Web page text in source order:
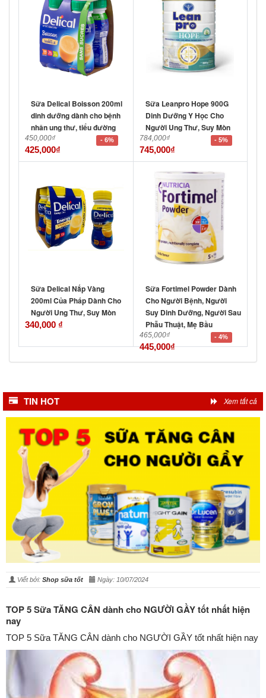
Sữa Delical Boisson 200ml
dinh dưỡng dành cho bệnh
nhân ung thư, tiểu đường
450,000₫
425,000₫
- 6%
Sữa Leanpro Hope 900G
Dinh Dưỡng Y Học Cho
Người Ung Thư, Suy Mòn
784,000₫
745,000₫
- 5%
Sữa Delical Nắp Vàng
200ml Của Pháp Dành Cho
Người Ung Thư, Suy Mòn
340,000 ₫
Sữa Fortimel Powder Dành
Cho Người Bệnh, Người
Suy Dinh Dưỡng, Người Sau
Phẫu Thuật, Mẹ Bầu
465,000₫
445,000₫
- 4%
TIN HOT Xem tất cả
Viết bởi: Shop sữa tốt Ngày: 10/07/2024
TOP 5 Sữa TĂNG CÂN dành cho NGƯỜI GẦY tốt nhất hiện
nay
TOP 5 Sữa TĂNG CÂN dành cho NGƯỜI GẦY tốt nhất hiện nay